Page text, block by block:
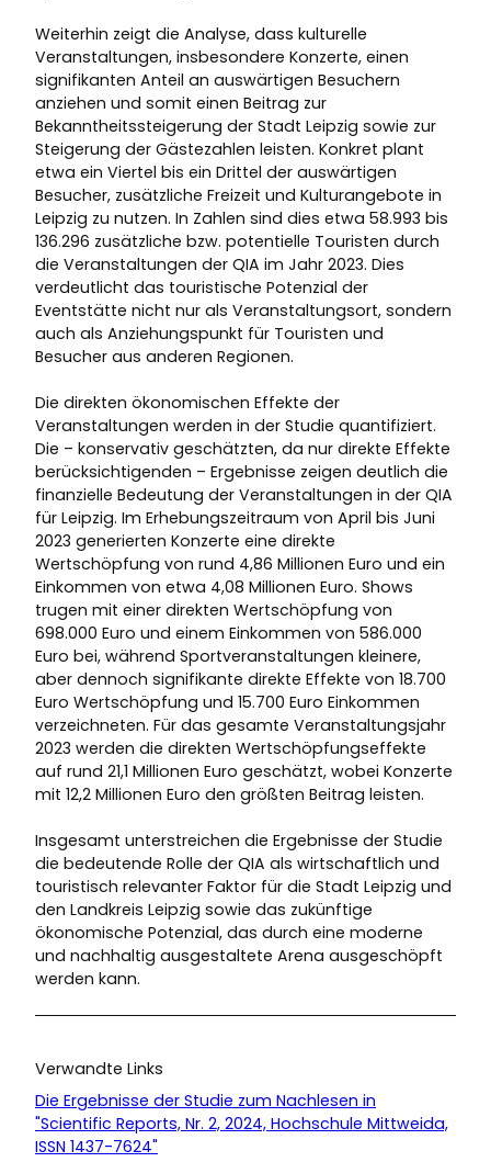
Weiterhin zeigt die Analyse, dass kulturelle
Veranstaltungen, insbesondere Konzerte, einen
signifikanten Anteil an auswärtigen Besuchern
anziehen und somit einen Beitrag zur
Bekanntheitssteigerung der Stadt Leipzig sowie zur
Steigerung der Gästezahlen leisten. Konkret plant
etwa ein Viertel bis ein Drittel der auswärtigen
Besucher, zusätzliche Freizeit und Kulturangebote in
Leipzig zu nutzen. In Zahlen sind dies etwa 58.993 bis
136.296 zusätzliche bzw. potentielle Touristen durch
die Veranstaltungen der QIA im Jahr 2023. Dies
verdeutlicht das touristische Potenzial der
Eventstätte nicht nur als Veranstaltungsort, sondern
auch als Anziehungspunkt für Touristen und
Besucher aus anderen Regionen.
Die direkten ökonomischen Effekte der
Veranstaltungen werden in der Studie quantifiziert.
Die – konservativ geschätzten, da nur direkte Effekte
berücksichtigenden – Ergebnisse zeigen deutlich die
finanzielle Bedeutung der Veranstaltungen in der QIA
für Leipzig. Im Erhebungszeitraum von April bis Juni
2023 generierten Konzerte eine direkte
Wertschöpfung von rund 4,86 Millionen Euro und ein
Einkommen von etwa 4,08 Millionen Euro. Shows
trugen mit einer direkten Wertschöpfung von
698.000 Euro und einem Einkommen von 586.000
Euro bei, während Sportveranstaltungen kleinere,
aber dennoch signifikante direkte Effekte von 18.700
Euro Wertschöpfung und 15.700 Euro Einkommen
verzeichneten. Für das gesamte Veranstaltungsjahr
2023 werden die direkten Wertschöpfungseffekte
auf rund 21,1 Millionen Euro geschätzt, wobei Konzerte
mit 12,2 Millionen Euro den größten Beitrag leisten.
Insgesamt unterstreichen die Ergebnisse der Studie
die bedeutende Rolle der QIA als wirtschaftlich und
touristisch relevanter Faktor für die Stadt Leipzig und
den Landkreis Leipzig sowie das zukünftige
ökonomische Potenzial, das durch eine moderne
und nachhaltig ausgestaltete Arena ausgeschöpft
werden kann.
Verwandte Links
Die Ergebnisse der Studie zum Nachlesen in
"Scientific Reports, Nr. 2, 2024, Hochschule Mittweida,
ISSN 1437-7624"